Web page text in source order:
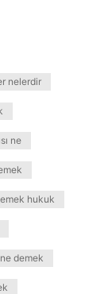
nelerdir
ne
hukuk
demek